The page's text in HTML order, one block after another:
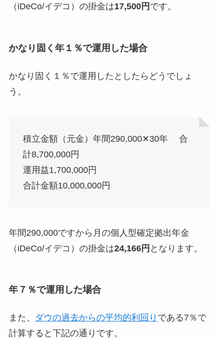
（iDeCo/イデコ）の掛金は17,500円 です。
かなり固く年１％で運用した場合
かなり固く１％で運用したとしたらどうでしょ
う。
積立金額（元金）年間290,000✕30年 合
計8,700,000円
運用益1,700,000円
合計金額10,000,000円
年間290,000ですから月の個人型確定拠出年金
（iDeCo/イデコ）の掛金は24,166円 となります。
年７％で運用した場合
また、 ダウの過去からの平均的利回り である7％で
計算すると下記の通りです。